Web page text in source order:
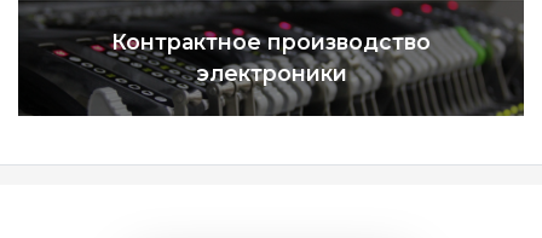
Контрактное производство
электроники